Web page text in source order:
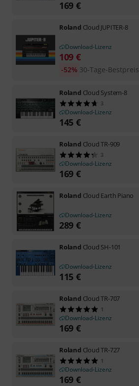
169 €
Roland Cloud JUPITER-8
Download-Lizenz
109 €
30-Tage-Bestpreis
-52%
Roland Cloud System-8
3
Download-Lizenz
145 €
Roland Cloud TR-909
3
Download-Lizenz
169 €
Roland Cloud Earth Piano
Download-Lizenz
289 €
Roland Cloud SH-101
Download-Lizenz
115 €
Roland Cloud TR-707
1
Download-Lizenz
169 €
Roland Cloud TR-727
1
Download-Lizenz
169 €